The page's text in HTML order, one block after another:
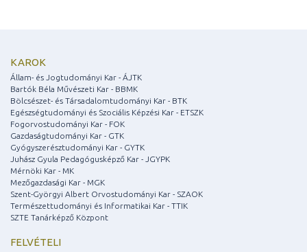
KAROK
Állam- és Jogtudományi Kar - ÁJTK
Bartók Béla Művészeti Kar - BBMK
Bölcsészet- és Társadalomtudományi Kar - BTK
Egészségtudományi és Szociális Képzési Kar - ETSZK
Fogorvostudományi Kar - FOK
Gazdaságtudományi Kar - GTK
Gyógyszerésztudományi Kar - GYTK
Juhász Gyula Pedagógusképző Kar - JGYPK
Mérnöki Kar - MK
Mezőgazdasági Kar - MGK
Szent-Györgyi Albert Orvostudományi Kar - SZAOK
Természettudományi és Informatikai Kar - TTIK
SZTE Tanárképző Központ
FELVÉTELI